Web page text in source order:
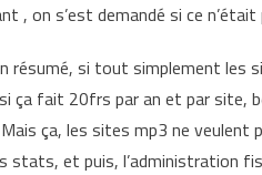
, on s’est demandé si ce
résumé, si tout simplement les
ça fait 20frs par an et par site,
ça, les sites mp3 ne veulent
stats, et puis, l’administration